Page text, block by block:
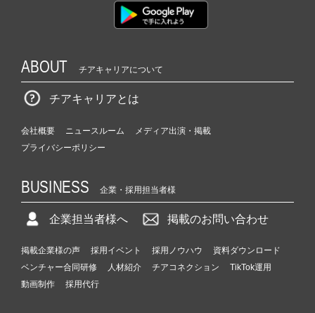
ABOUT チアキャリアについて
チアキャリアとは
会社概要 ニュースルーム
メディア出演・掲載
プライバシーポリシー
BUSINESS 企業・採用担当者様
企業担当者様へ 掲載のお問い合わせ
掲載企業様の声 採用イベント 採用ノウハウ
資料ダウンロード
ベンチャー合同研修
人材紹介 チアコネクション
TikTok運用
動画制作
採用代行